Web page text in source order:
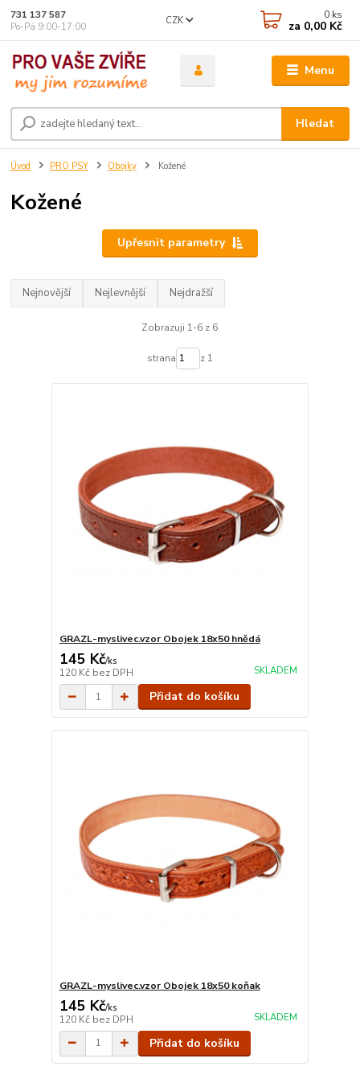
Menu
CZK
Hledat
731 137 587
Po-Pá 9:00-17:00
0 ks
za 0,00 Kč
Úvod PRO PSY Obojky Kožené
Kožené
Upřesnit parametry
Nejnovější Nejlevnější Nejdražší
Zobrazuji 1-6 z 6
strana z 1
GRAZL-myslivec.vzor Obojek 18x50 hnědá
145 Kč/ks
120 Kč bez DPH SKLADEM
Přidat do košíku
GRAZL-myslivec.vzor Obojek 18x50 koňak
145 Kč/ks
120 Kč bez DPH SKLADEM
Přidat do košíku